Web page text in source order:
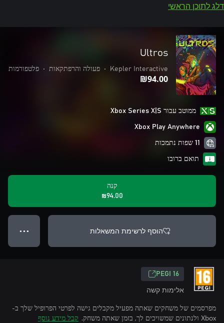
דלג לתוכן הראשי
Ultros
Kepler Interactive
• פעולה והרפתקאות • פלטפורמות
‪₪‎94.00‬
ממוטב עבור Xbox Series X|S
Xbox Play Anywhere
11 שפות נתמכות
תואם ברובו
קנה
‪₪‎94.00‬
הוסף לרשימת המשאלות ● ● ●
‎PEGI 16‎
אלימות קשה
מפרסמים של משחקים שאתה מפעיל מקבלים גישה לפרטי הפרופיל שלך ב-
Xbox ולנתונים שמשויכים לך, בזמן שאתה משחק.
קבל מידע נוסף